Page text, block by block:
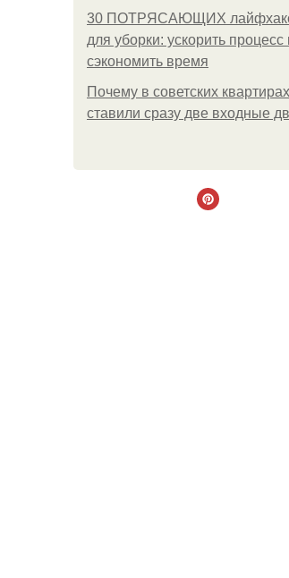
30 ПОТРЯСАЮЩИХ
для уборки: ускорить процесс
сэкономить время
Почему в советских квартирах
ставили сразу две входные